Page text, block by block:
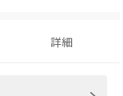
いつしか歌の世界
子。そのレインに
詳細